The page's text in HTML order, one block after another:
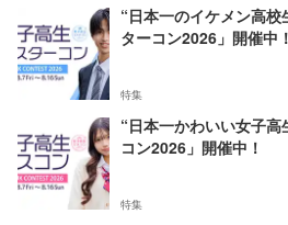
“日本一のイケメン高
ターコン2026」開催中！
特集
“日本一かわいい女子
コン2026」開催中！
特集